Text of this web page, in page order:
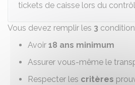
tickets de caisse lors du
Vous devez remplir les 3
Avoir 18 ans minimum
Assurer vous-même le
Respecter les critères